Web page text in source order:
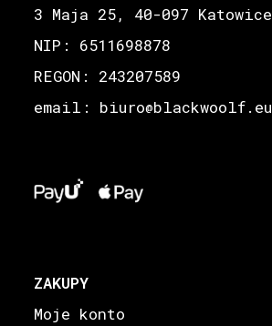
3 Maja 25, 40-097 Katowice
NIP: 6511698878
REGON: 243207589
email: biuro@blackwoolf.eu
ZAKUPY
Moje konto